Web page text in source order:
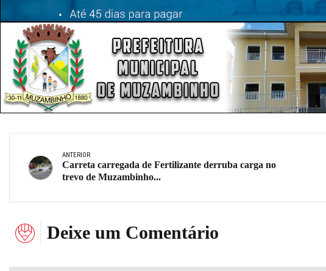
ANTERIOR
Carreta carregada de Fertilizante derruba carga no
trevo de Muzambinho...
Deixe um Comentário